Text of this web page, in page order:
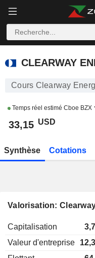
CLEARWAY
CLEARWAY
Cours Clearway
Temps réel estimé Cboe BZX
33,15 USD
Synthèse Cotations
Valorisation:
Capitalisation
Valeur d'entreprise